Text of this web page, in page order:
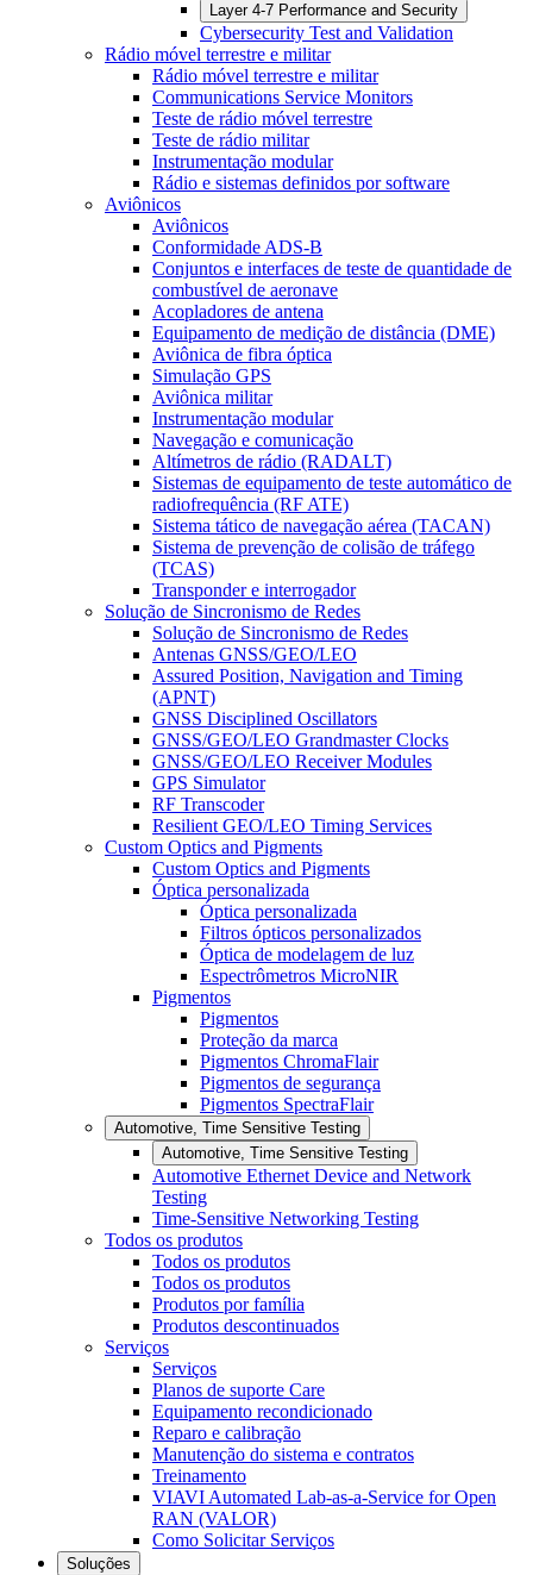
Layer 4-7 Performance and Security
Cybersecurity Test and Validation
Rádio móvel terrestre e militar
Rádio móvel terrestre e militar
Communications Service Monitors
Teste de rádio móvel terrestre
Teste de rádio militar
Instrumentação modular
Rádio e sistemas definidos por software
Aviônicos
Aviônicos
Conformidade ADS-B
Conjuntos e interfaces de teste de quantidade de
combustível de aeronave
Acopladores de antena
Equipamento de medição de distância (DME)
Aviônica de fibra óptica
Simulação GPS
Aviônica militar
Instrumentação modular
Navegação e comunicação
Altímetros de rádio (RADALT)
Sistemas de equipamento de teste automático de
radiofrequência (RF ATE)
Sistema tático de navegação aérea (TACAN)
Sistema de prevenção de colisão de tráfego
(TCAS)
Transponder e interrogador
Solução de Sincronismo de Redes
Solução de Sincronismo de Redes
Antenas GNSS/GEO/LEO
Assured Position, Navigation and Timing
(APNT)
GNSS Disciplined Oscillators
GNSS/GEO/LEO Grandmaster Clocks
GNSS/GEO/LEO Receiver Modules
GPS Simulator
RF Transcoder
Resilient GEO/LEO Timing Services
Custom Optics and Pigments
Custom Optics and Pigments
Óptica personalizada
Óptica personalizada
Filtros ópticos personalizados
Óptica de modelagem de luz
Espectrômetros MicroNIR
Pigmentos
Pigmentos
Proteção da marca
Pigmentos ChromaFlair
Pigmentos de segurança
Pigmentos SpectraFlair
Automotive, Time Sensitive Testing
Automotive, Time Sensitive Testing
Automotive Ethernet Device and Network
Testing
Time-Sensitive Networking Testing
Todos os produtos
Todos os produtos
Todos os produtos
Produtos por família
Produtos descontinuados
Serviços
Serviços
Planos de suporte Care
Equipamento recondicionado
Reparo e calibração
Manutenção do sistema e contratos
Treinamento
VIAVI Automated Lab-as-a-Service for Open
RAN (VALOR)
Como Solicitar Serviços
Soluções